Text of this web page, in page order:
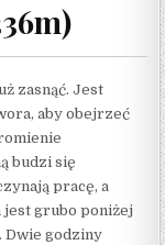
zasnąć. Jest
aby obejrzeć
budzi się
pracę, a
grubo poniżej
Dwie godziny